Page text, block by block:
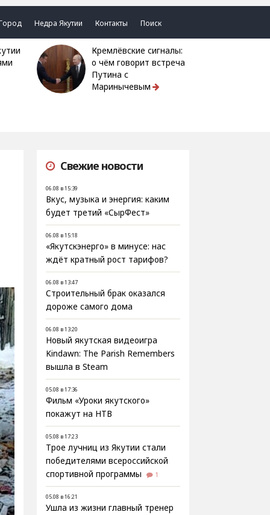
Недра Якутии Контакты Поиск
Кремлёвские сигналы:
о чём говорит встреча
Путина с
Маринычевым
Свежие новости
06.08 в 15:39
Вкус, музыка и энергия: каким
будет третий «СырФест»
06.08 в 15:18
«Якутскэнерго» в минусе: нас
ждёт кратный рост тарифов?
06.08 в 13:47
Строительный брак оказался
дороже самого дома
06.08 в 13:20
Новый якутская видеоигра
Kindawn: The Parish Remembers
вышла в Steam
05.08 в 17:36
Фильм «Уроки якутского»
покажут на НТВ
05.08 в 17:23
Трое лучниц из Якутии стали
победителями всероссийской
спортивной программы
1
05.08 в 16:21
Ушла из жизни главный тренер